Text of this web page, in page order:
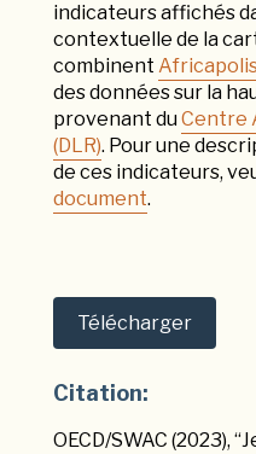
indicateurs affichés
contextuelle de la
combinent
des données sur la
provenant duCentre
(DLR). Pour une
de ces indicateurs,
document.
Télécharger
Citation:
OECD/SWAC (2023),